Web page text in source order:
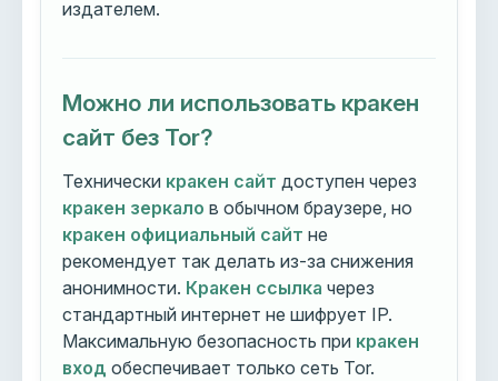
издателем.
Можно ли использовать кракен
сайт без Tor?
Технически кракен сайт доступен через
кракен зеркало в обычном браузере, но
кракен официальный сайт не
рекомендует так делать из-за снижения
анонимности. Кракен ссылка через
стандартный интернет не шифрует IP.
Максимальную безопасность при кракен
вход обеспечивает только сеть Tor.